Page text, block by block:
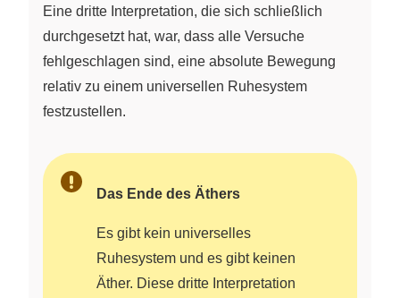
Eine dritte Interpretation, die sich schließlich
durchgesetzt hat, war, dass alle Versuche
fehlgeschlagen sind, eine absolute Bewegung
relativ zu einem universellen Ruhesystem
festzustellen.
Das Ende des Äthers
Es gibt kein universelles
Ruhesystem und es gibt keinen
Äther. Diese dritte Interpretation